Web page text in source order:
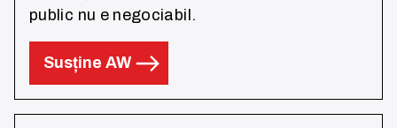
public nu e negociabil.
Susține AW